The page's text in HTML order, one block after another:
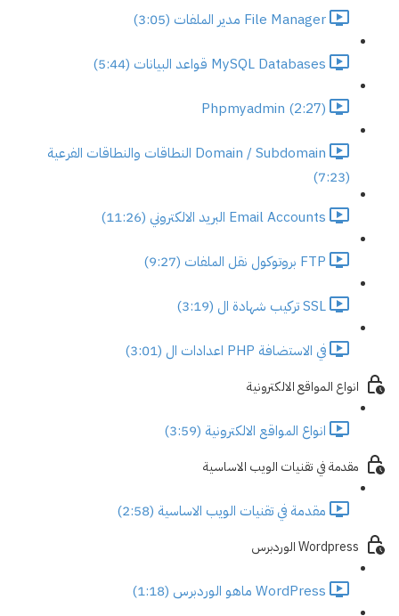
File Manager مدير الملفات (3:05)
MySQL Databases قواعد البيانات (5:44)
Phpmyadmin (2:27)
Domain / Subdomain النطاقات والنطاقات الفرعية
(7:23)
Email Accounts البريد الالكتروني (11:26)
FTP بروتوكول نقل الملفات (9:27)
SSL تركيب شهادة ال (3:19)
في الاستضافة PHP اعدادات ال (3:01)
انواع المواقع الالكترونية
انواع المواقع الالكترونية (3:59)
مقدمة في تقنيات الويب الاساسية
مقدمة في تقنيات الويب الاساسية (2:58)
Wordpress الوردبرس
WordPress ماهو الوردبرس (1:18)